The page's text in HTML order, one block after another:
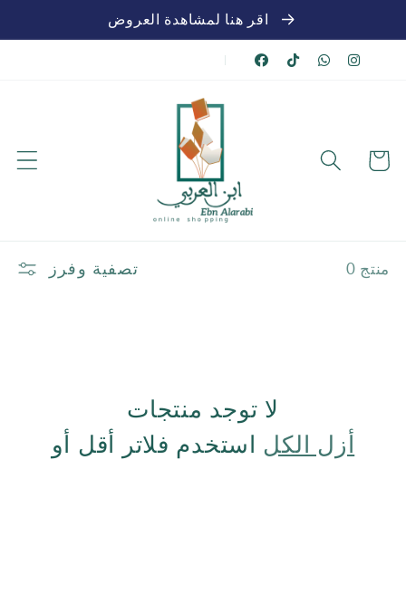
|
عربة
الشراء
تصفية وفرز منتج 0
لا توجد منتجات
أزل الكل